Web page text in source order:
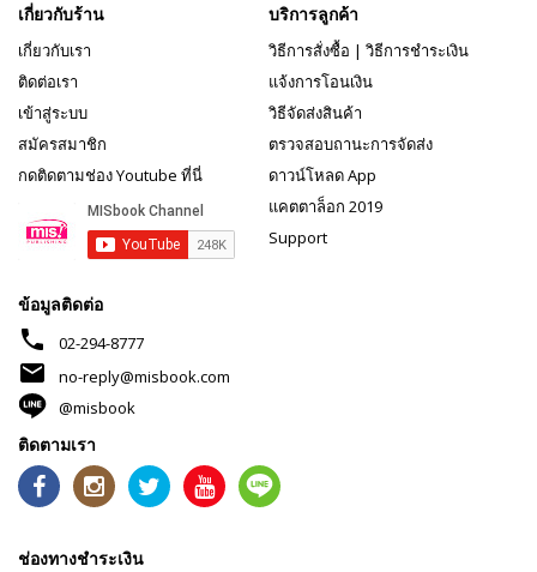
เกี่ยวกับร้าน
เกี่ยวกับเรา
ติดต่อเรา
เข้าสู่ระบบ
สมัครสมาชิก
กดติดตามช่อง Youtube ที่นี่
บริการลูกค้า
วิธีการสั่งซื้อ | วิธีการชำระเงิน
แจ้งการโอนเงิน
วิธีจัดส่งสินค้า
ตรวจสอบถานะการจัดส่ง
ดาวน์โหลด App
แคตตาล็อก 2019
Support
ข้อมูลติดต่อ
phone 02-294-8777
mail
no-reply@misbook.com
@misbook
ติดตามเรา
ช่องทางชำระเงิน